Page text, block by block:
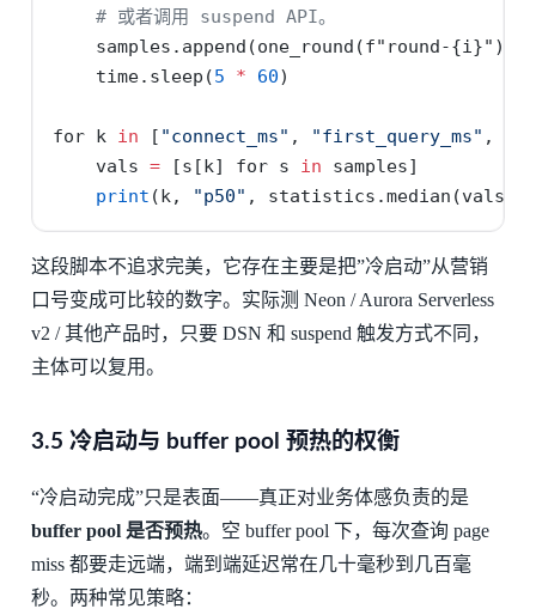
# 或者调用 suspend API。
    samples.append(one_round(
f"round-{i}" ))
    time.sleep(
5 * 60)
for k in [ "connect_ms" , "first_query_ms" ,
    vals
= [s[k] for s in samples]
print (k, "p50" ,
这段脚本不追求完美，它存在主要是把”冷启动”从营销
口号变成可比较的数字。实际测 Neon / Aurora Serverless
v2 / 其他产品时，只要 DSN 和 suspend 触发方式不同，
主体可以复用。
3.5 冷启动与 buffer pool 预热的权衡
“冷启动完成”只是表面——真正对业务体感负责的是
buffer pool 是否预热。空 buffer pool 下，每次查询 page
miss 都要走远端，端到端延迟常在几十毫秒到几百毫
秒。两种常见策略：